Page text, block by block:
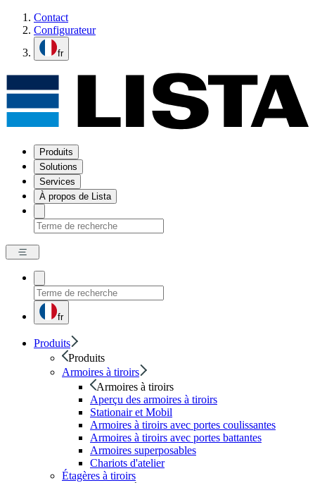
Contact
Configurateur
fr
Produits
Solutions
Services
À propos de Lista
fr
Produits
Produits
Armoires à tiroirs
Armoires à tiroirs
Aperçu des armoires à tiroirs
Stationair et Mobil
Armoires à tiroirs avec portes coulissantes
Armoires à tiroirs avec portes battantes
Armoires superposables
Chariots d'atelier
Étagères à tiroirs